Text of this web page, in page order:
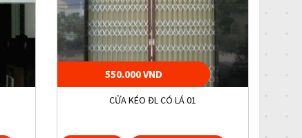
550.000 VND
CỬA KÉO ĐL CÓ LÁ 01